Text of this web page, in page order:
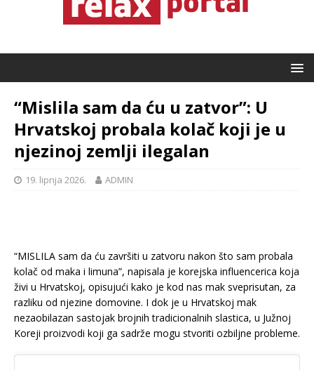
“Mislila sam da ću u zatvor”: U
Hrvatskoj probala kolač koji je u
njezinoj zemlji ilegalan
19. lipnja 2026. ADMIN
“MISLILA sam da ću završiti u zatvoru nakon što sam probala
kolač od maka i limuna”, napisala je korejska influencerica koja
živi u Hrvatskoj, opisujući kako je kod nas mak sveprisutan, za
razliku od njezine domovine. I dok je u Hrvatskoj mak
nezaobilazan sastojak brojnih tradicionalnih slastica, u Južnoj
Koreji proizvodi koji ga sadrže mogu stvoriti ozbiljne probleme.